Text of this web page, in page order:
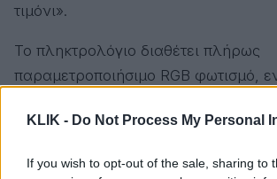
KLIK - Do Not Process My Personal
If you wish to opt-out of the sale, sharing to
τιμόνι».
Το πληκτρολόγιο διαθέτει πλήρως
παραμετροποιήσιμο RGB φωτισμό,
της Ferrari.
Πέρα από την εμφάνιση, το HP